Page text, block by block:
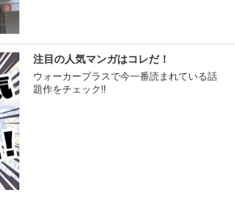
注目の人気マンガはコレだ！
ウォーカープラスで今一番読まれている話
題作をチェック!!